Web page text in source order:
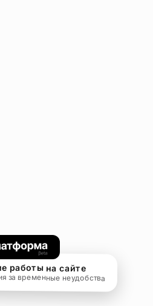
работы на сайте
за временные неудобства